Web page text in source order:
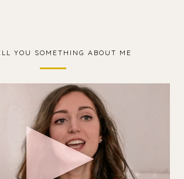
YOU SOMETHING ABOUT ME